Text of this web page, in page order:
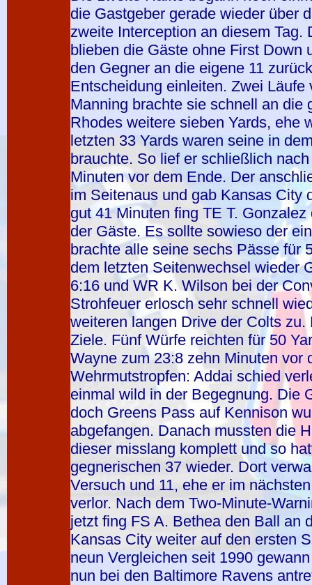
die Gastgeber gerade wieder über
zweite Interception an diesem
blieben die Gäste ohne First Down
den Gegner an die eigene 11
Entscheidung einleiten. Zwei
Manning brachte sie schnell an die
Rhodes weitere sieben Yards, ehe
letzten 33 Yards waren seine in
brauchte. So lief er schließlich
Minuten vor dem Ende. Der
im Seitenaus und gab Kansas City
gut 41 Minuten fing TE T.
der Gäste. Es sollte sowieso der
brachte alle seine sechs Pässe für
dem letzten Seitenwechsel wieder
6:16 und WR K. Wilson bei der
Strohfeuer erlosch sehr schnell
weiteren langen Drive der Colts
Ziele. Fünf Würfe reichten für 50
Wayne zum 23:8 zehn Minuten vor
Wehrmutstropfen: Addai schied
einmal wild in der Begegnung. Die
doch Greens Pass auf Kennison
abgefangen. Danach mussten die
dieser misslang komplett und so
gegnerischen 37 wieder. Dort
Versuch und 11, ehe er im
verlor. Nach dem Two-Minute-
jetzt fing FS A. Bethea den Ball an
Kansas City weiter auf den ersten
neun Vergleichen seit 1990
nun bei den Baltimore Ravens